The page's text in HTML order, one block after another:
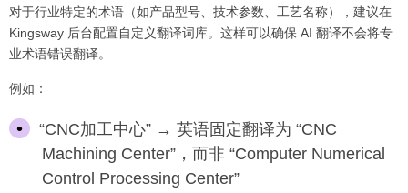
对于行业特定的术语（如产品型号、技术参数、工艺名称），建议在
Kingsway 后台配置自定义翻译词库。这样可以确保 AI 翻译不会将专
业术语错误翻译。
例如：
“CNC加工中心” → 英语固定翻译为 “CNC
Machining Center”，而非 “Computer Numerical
Control Processing Center”